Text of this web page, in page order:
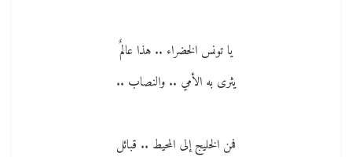
يا تونس الخضراء .. هذا عالمٌ
يثرى به الأمي .. والنصاب ..
فمن الخليج إلى المحيط .. قبائل